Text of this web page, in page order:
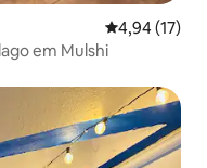
4,94 de uma
4,94 (17)
em Mulshi